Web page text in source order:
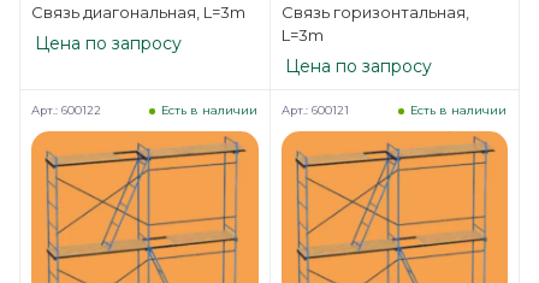
Связь диагональная, L=3m
Цена по запросу
Связь горизонтальная,
L=3m
Цена по запросу
Есть в наличии
Арт.: 600122 Есть в наличии
Арт.: 600121